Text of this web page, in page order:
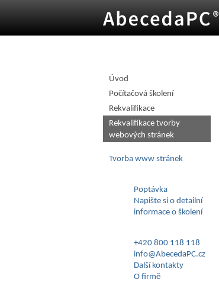
Úvod
Počítačová školení
Rekvalifikace
Rekvalifikace tvorby
webových stránek
Tvorba www stránek
Poptávka
Napište si o detailní
informace o školení
+420 800 118 118
info@AbecedaPC.cz
Další kontakty
O firmě